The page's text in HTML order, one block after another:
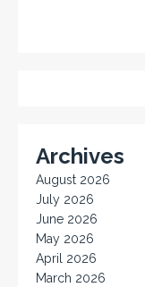
Archives
August 2026
July 2026
June 2026
May 2026
April 2026
March 2026